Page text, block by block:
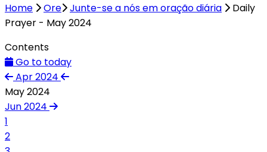
Home Ore Junte-se a nós em oração diária
Daily
Prayer - May 2024
Contents
Go to today
Apr 2024
May 2024
Jun 2024
1
2